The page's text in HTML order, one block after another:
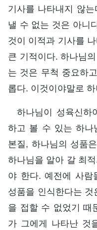
기사를 나타내지 않
낼 수 없는 것은 아니
것이 이적과 기사를
큰 기적이다. 하나님
는 것은 무척 중요하
롭다. 이것이야말로
하나님이 성육신하
하고 볼 수 있는 하나
본질, 하나님의 성품
하나님을 알아 갈 최
야 한다. 예전에 사람
성품을 인식한다는
을 접할 수 없었기 때
가 그에게 나타난 것